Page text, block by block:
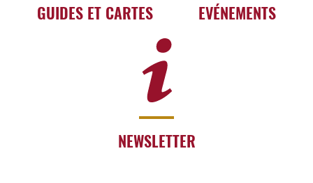
GUIDES ET CARTES EVÉNEMENTS
NEWSLETTER